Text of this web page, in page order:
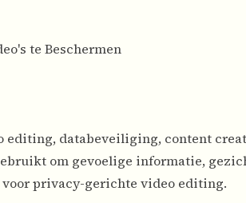
te Beschermen
editing, databeveiliging, content
om gevoelige informatie,
voor privacy-gerichte video editing.